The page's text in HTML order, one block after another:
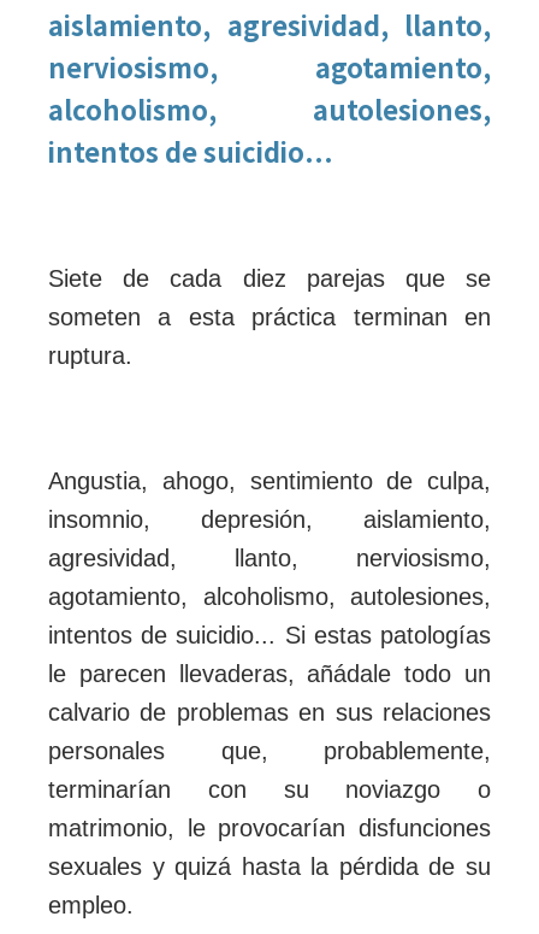
aislamiento, agresividad, llanto,
nerviosismo, agotamiento,
alcoholismo, autolesiones,
intentos de suicidio...
Siete de cada diez parejas que se
someten a esta práctica terminan en
ruptura.
Angustia, ahogo, sentimiento de culpa,
insomnio, depresión, aislamiento,
agresividad, llanto, nerviosismo,
agotamiento, alcoholismo, autolesiones,
intentos de suicidio... Si estas patologías
le parecen llevaderas, añádale todo un
calvario de problemas en sus relaciones
personales que, probablemente,
terminarían con su noviazgo o
matrimonio, le provocarían disfunciones
sexuales y quizá hasta la pérdida de su
empleo.